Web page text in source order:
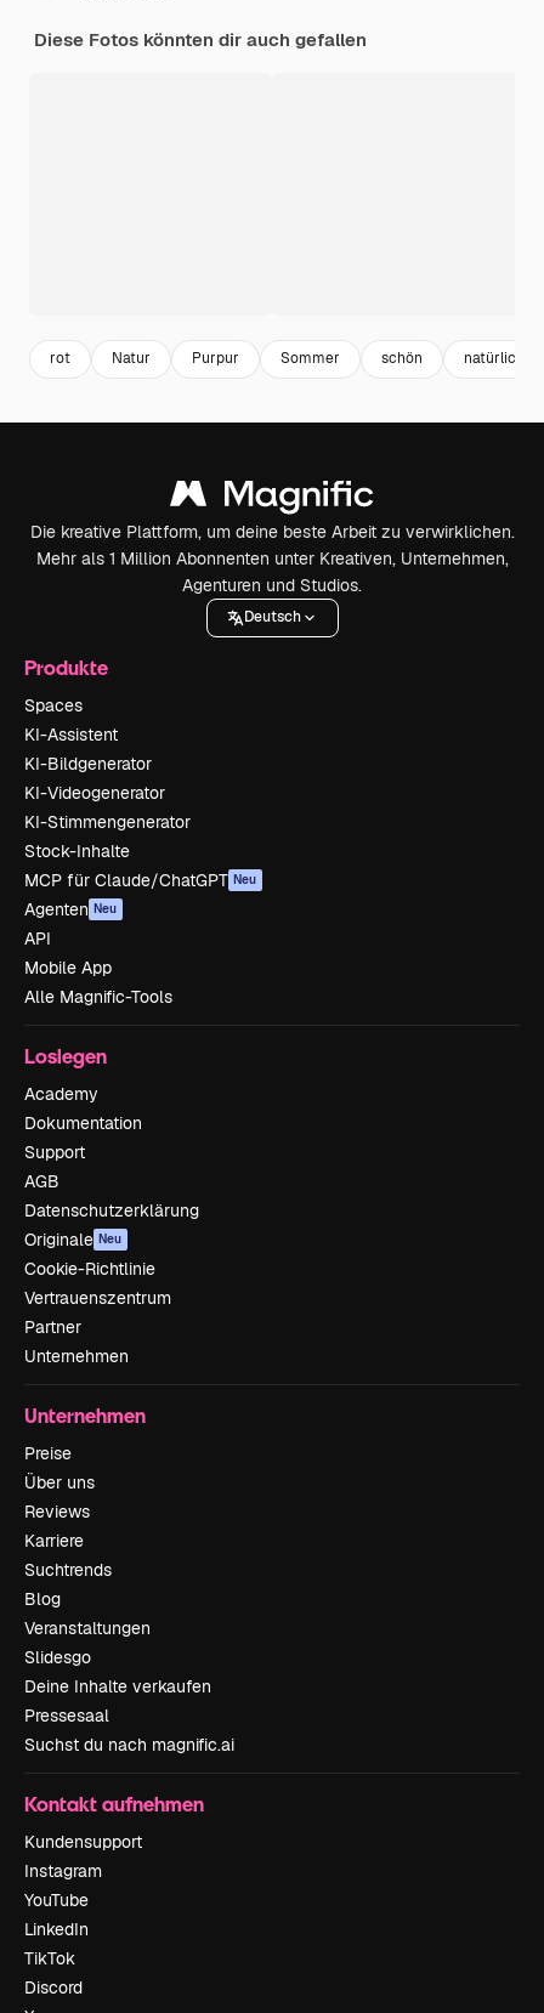
Diese Fotos könnten dir auch gefallen
rot Natur Purpur Sommer schön natürlich
Die kreative Plattform, um deine beste Arbeit zu verwirklichen.
Mehr als 1 Million Abonnenten unter Kreativen, Unternehmen,
Agenturen und Studios.
Deutsch
Produkte
Spaces
KI-Assistent
KI-Bildgenerator
KI-Videogenerator
KI-Stimmengenerator
Stock-Inhalte
MCP für Claude/ChatGPT Neu
Agenten Neu
API
Mobile App
Alle Magnific-Tools
Loslegen
Academy
Dokumentation
Support
AGB
Datenschutzerklärung
Originale Neu
Cookie-Richtlinie
Vertrauenszentrum
Partner
Unternehmen
Unternehmen
Preise
Über uns
Reviews
Karriere
Suchtrends
Blog
Veranstaltungen
Slidesgo
Deine Inhalte verkaufen
Pressesaal
Suchst du nach magnific.ai
Kontakt aufnehmen
Kundensupport
Instagram
YouTube
LinkedIn
TikTok
Discord